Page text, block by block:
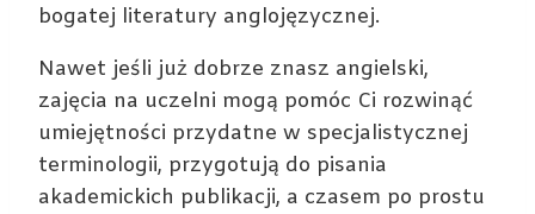
bogatej literatury anglojęzycznej.
Nawet jeśli już dobrze znasz angielski,
zajęcia na uczelni mogą pomóc Ci rozwinąć
umiejętności przydatne w specjalistycznej
terminologii, przygotują do pisania
akademickich publikacji, a czasem po prostu